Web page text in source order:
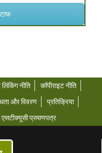
लिंकिंग नीति
कॉपीराइट नीति
और विवरण
प्रतिक्रिया
एसटीक्यूसी प्रमाणपत्र